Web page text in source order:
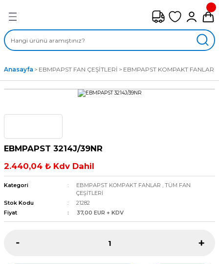
ÇEŞİTLERİ
FANLAR
FANLAR
Anasayfa EBMPAPST FAN ÇEŞİTLERİ EBMPAPST KOMPAKT FANLAR
EBMPAPST 3214J/39NR
2.440,04 ₺ Kdv Dahil
Kategori EBMPAPST KOMPAKT FANLAR , TÜM FAN
ÇEŞİTLERİ
Stok Kodu
21282
Fiyat
37,00 EUR + KDV